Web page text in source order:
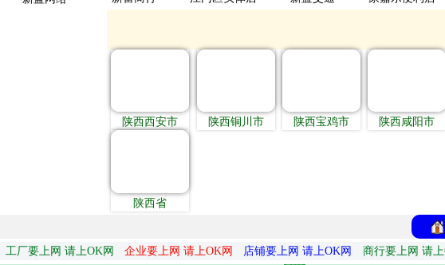
陕西西安市 陕西铜川市 陕西宝鸡市 陕西咸阳市
陕西省
工厂要上网 请上OK网
企业要上网 请上OK网 店铺要上网 请上OK网 商行要上网 请